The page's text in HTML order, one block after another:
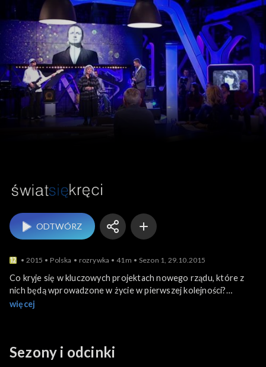
Świat się kręci
ODTWÓRZ
2015 Polska rozrywka 41m Sezon 1, 29.10.2015
Co kryje się w kluczowych projektach nowego rządu, które z
nich będą wprowadzone w życie w pierwszej kolejności?
Dlaczego organizm zaczyna sam się atakować? Stanisława
więcej
Sezony i odcinki